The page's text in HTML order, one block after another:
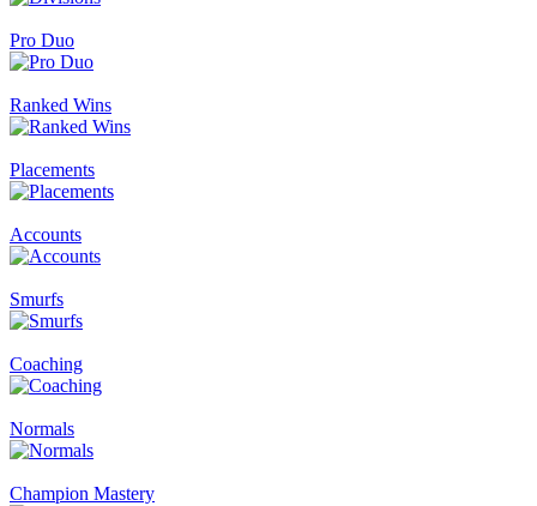
Pro Duo
Ranked Wins
Placements
Accounts
Smurfs
Coaching
Normals
Champion Mastery